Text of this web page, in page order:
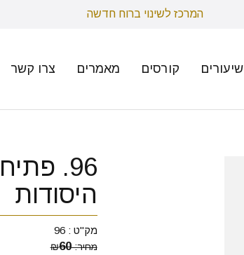
המרכז לשינוי ברוח חדשה
שיעורים קורסים מאמרים צרו קשר
96.
היסודות
מק"ט :96
מחיר: ₪60